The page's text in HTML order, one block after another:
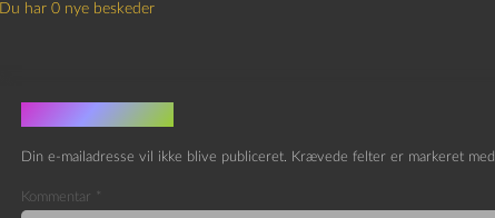
Du har 0 nye beskeder
Skriv et svar
Din e-mailadresse vil ikke blive publiceret. Krævede felter er markeret med
Kommentar *